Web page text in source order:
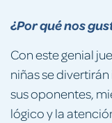
¿Por qué nos
Con este genial
niñas se
sus oponentes,
lógico y la